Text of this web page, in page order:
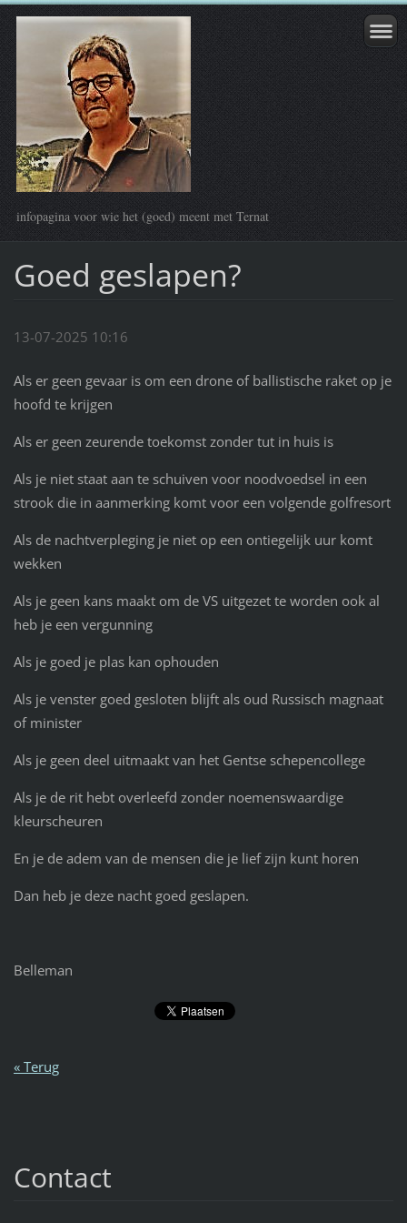
infopagina voor wie het (goed) meent met Ternat
Goed geslapen?
13-07-2025 10:16
Als er geen gevaar is om een drone of ballistische raket op je
hoofd te krijgen
Als er geen zeurende toekomst zonder tut in huis is
Als je niet staat aan te schuiven voor noodvoedsel in een
strook die in aanmerking komt voor een volgende golfresort
Als de nachtverpleging je niet op een ontiegelijk uur komt
wekken
Als je geen kans maakt om de VS uitgezet te worden ook al
heb je een vergunning
Als je goed je plas kan ophouden
Als je venster goed gesloten blijft als oud Russisch magnaat
of minister
Als je geen deel uitmaakt van het Gentse schepencollege
Als je de rit hebt overleefd zonder noemenswaardige
kleurscheuren
En je de adem van de mensen die je lief zijn kunt horen
Dan heb je deze nacht goed geslapen.
Belleman
« Terug
Contact